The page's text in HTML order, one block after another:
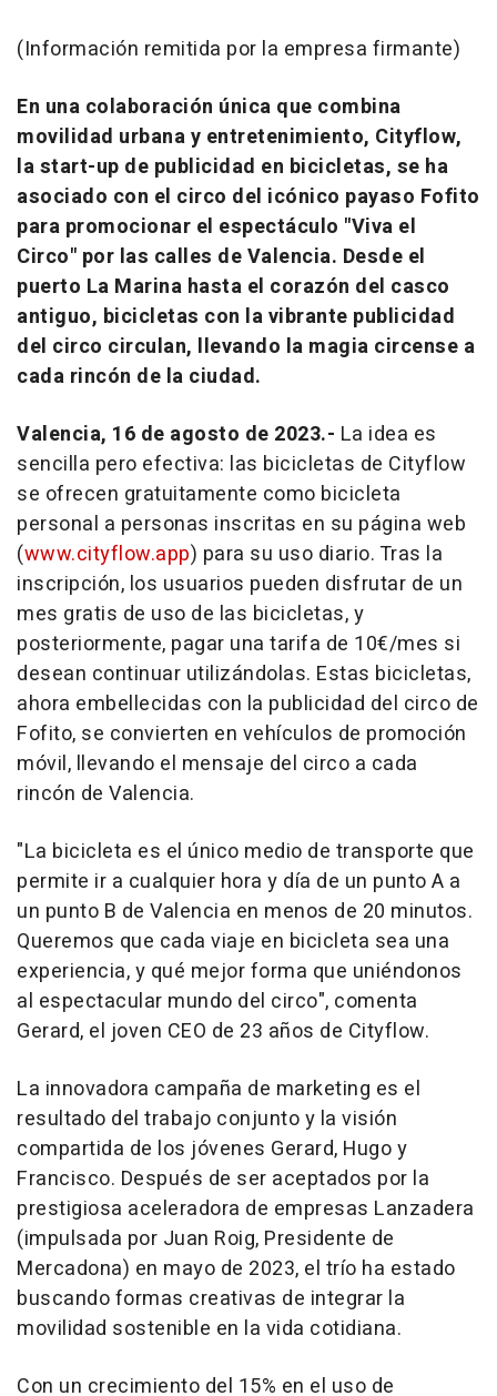
(Información remitida por la empresa firmante)
En una colaboración única que combina
movilidad urbana y entretenimiento, Cityflow,
la start-up de publicidad en bicicletas, se ha
asociado con el circo del icónico payaso Fofito
para promocionar el espectáculo "Viva el
Circo" por las calles de Valencia. Desde el
puerto La Marina hasta el corazón del casco
antiguo, bicicletas con la vibrante publicidad
del circo circulan, llevando la magia circense a
cada rincón de la ciudad.
Valencia, 16 de agosto de 2023.- La idea es
sencilla pero efectiva: las bicicletas de Cityflow
se ofrecen gratuitamente como bicicleta
personal a personas inscritas en su página web
(www.cityflow.app) para su uso diario. Tras la
inscripción, los usuarios pueden disfrutar de un
mes gratis de uso de las bicicletas, y
posteriormente, pagar una tarifa de 10€/mes si
desean continuar utilizándolas. Estas bicicletas,
ahora embellecidas con la publicidad del circo de
Fofito, se convierten en vehículos de promoción
móvil, llevando el mensaje del circo a cada
rincón de Valencia.
"La bicicleta es el único medio de transporte que
permite ir a cualquier hora y día de un punto A a
un punto B de Valencia en menos de 20 minutos.
Queremos que cada viaje en bicicleta sea una
experiencia, y qué mejor forma que uniéndonos
al espectacular mundo del circo", comenta
Gerard, el joven CEO de 23 años de Cityflow.
La innovadora campaña de marketing es el
resultado del trabajo conjunto y la visión
compartida de los jóvenes Gerard, Hugo y
Francisco. Después de ser aceptados por la
prestigiosa aceleradora de empresas Lanzadera
(impulsada por Juan Roig, Presidente de
Mercadona) en mayo de 2023, el trío ha estado
buscando formas creativas de integrar la
movilidad sostenible en la vida cotidiana.
Con un crecimiento del 15% en el uso de